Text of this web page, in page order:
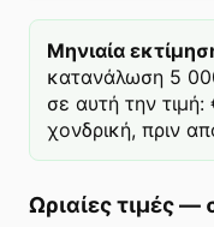
Μηνιαία
κατανάλωση 5
σε αυτή την
χονδρική, πριν
Ωριαίες τιμές —